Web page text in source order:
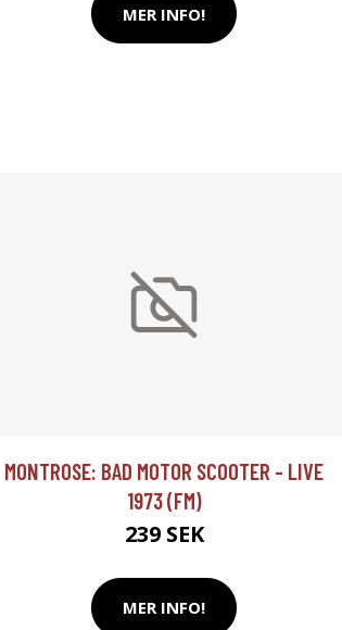
MER INFO!
MONTROSE: BAD MOTOR SCOOTER - LIVE
1973 (FM)
239 SEK
MER INFO!